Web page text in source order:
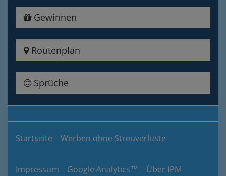
Gewinnen
Routenplan
Sprüche
Startseite Werben ohne Streuverluste
Impressum Google Analytics™ Über IPM